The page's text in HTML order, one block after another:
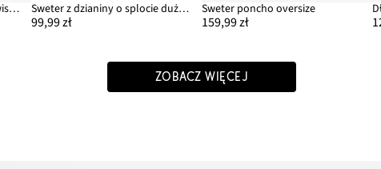
Sweter oversize z mieszanki wiskozy Sweter z dzianiny o splocie dużych oczek, z szerokim golfem
99,99 zł
Sweter poncho oversize
159,99 zł
ZOBACZ WIĘCEJ